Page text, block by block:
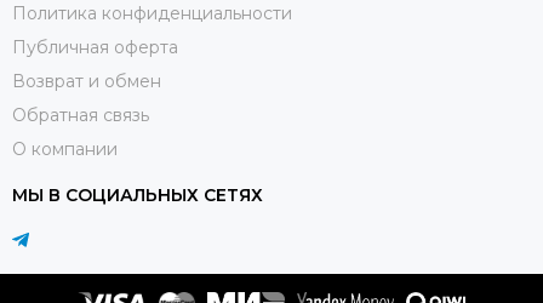
Политика конфиденциальности
Публичная оферта
Возврат и обмен
Обратная связь
О компании
МЫ В СОЦИАЛЬНЫХ СЕТЯХ